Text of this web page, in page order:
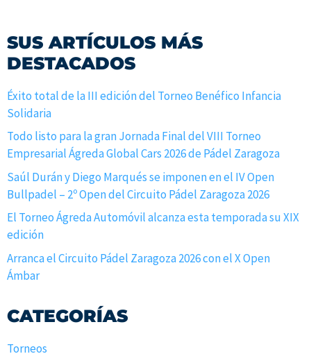
SUS ARTÍCULOS MÁS
DESTACADOS
Éxito total de la III edición del Torneo Benéfico Infancia
Solidaria
Todo listo para la gran Jornada Final del VIII Torneo
Empresarial Ágreda Global Cars 2026 de Pádel Zaragoza
Saúl Durán y Diego Marqués se imponen en el IV Open
Bullpadel – 2º Open del Circuito Pádel Zaragoza 2026
El Torneo Ágreda Automóvil alcanza esta temporada su XIX
edición
Arranca el Circuito Pádel Zaragoza 2026 con el X Open
Ámbar
CATEGORÍAS
Torneos